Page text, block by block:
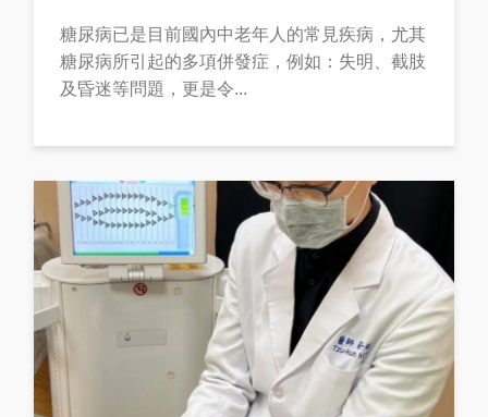
糖尿病已是目前國內中老年人的常見疾病，尤其
糖尿病所引起的多項併發症，例如：失明、截肢
及昏迷等問題，更是令...